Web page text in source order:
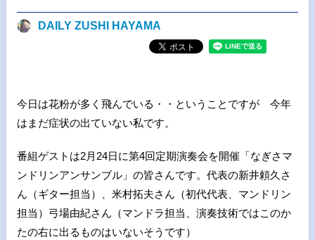
DAILY ZUSHI HAYAMA
今日は花粉が多く飛んでいる・・ということですが 今年
はまだ症状の出ていない私です。
番組ゲストは2月24日に第4回定期演奏会を開催「なぎさマ
ンドリンアンサンブル」の皆さんです。代表の新井頼久さ
ん（ギター担当）、米村拓夫さん（初代代表、マンドリン
担当）弓場由紀さん（マンドラ担当、演奏技術ではこのか
たの右に出るものはいないそうです）